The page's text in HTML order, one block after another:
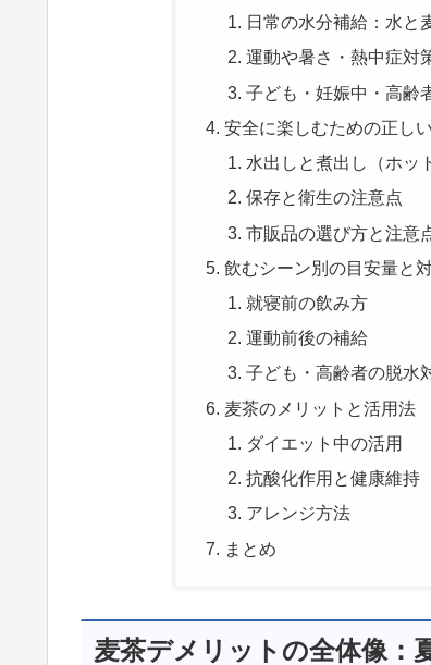
日常の水分補給：水と
運動や暑さ・熱中症対
子ども・妊娠中・高齢
安全に楽しむための正し
水出しと煮出し（ホッ
保存と衛生の注意点
市販品の選び方と注意
飲むシーン別の目安量と
就寝前の飲み方
運動前後の補給
子ども・高齢者の脱水
麦茶のメリットと活用法
ダイエット中の活用
抗酸化作用と健康維持
アレンジ方法
まとめ
麦茶デメリットの全体像：